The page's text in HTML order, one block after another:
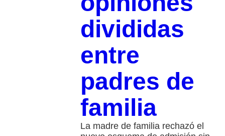
divididas
entre
padres de
familia
La madre de familia rechazó el